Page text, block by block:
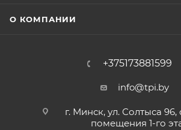
О КОМПАНИИ
+375173881599
info@tpi.by
г. Минск, ул. Солтыса
помещения 1-го